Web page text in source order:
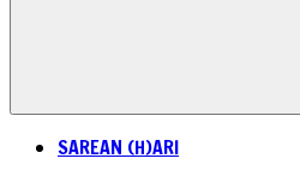
SAREAN (H)ARI